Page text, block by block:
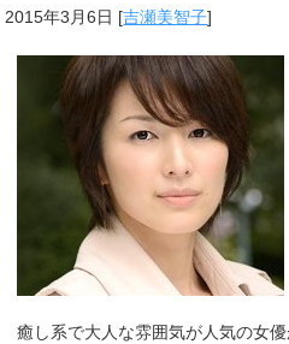
2015年3月6日 [吉瀬美智子]
癒し系で大人な雰囲気が人気の女